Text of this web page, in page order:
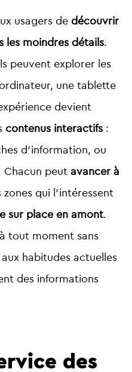
usagers de découvrir
les moindres détails.
peuvent explorer les
une tablette
devient
contenus interactifs :
d’information, ou
Chacun peut avancer à
qui l’intéressent
sur place en amont.
tout moment sans
habitudes actuelles
des informations
des